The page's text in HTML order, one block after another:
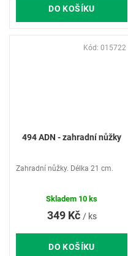
DO KOŠÍKU
494 ADN - zahradní nůžky
349 Kč / ks
DO KOŠÍKU
Zahradní nůžky. Délka 21 cm.
Skladem 10 ks
Kód: 015722